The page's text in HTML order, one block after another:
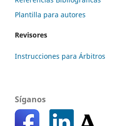
Plantilla para autores
Revisores
Instrucciones para Árbitros
Síganos